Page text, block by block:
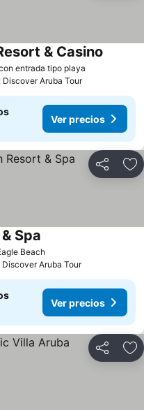
entrada tipo playa
& Casino
Discover Aruba Tour
Ver precios
Compartir
Beach
Spa
Aruba Tour
Ver precios
Compartir